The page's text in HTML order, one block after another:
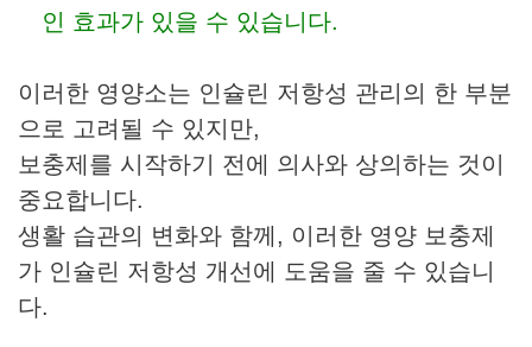
인 효과가 있을 수 있습니다.
이러한 영양소는 인슐린 저항성 관리의 한 부분
으로 고려될 수 있지만,
보충제를 시작하기 전에 의사와 상의하는 것이
중요합니다.
생활 습관의 변화와 함께, 이러한 영양 보충제
가 인슐린 저항성 개선에 도움을 줄 수 있습니
다.